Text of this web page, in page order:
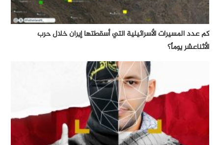
كم عدد المسيرات الأسرائيلية التي أسقطتها إيران خلال حرب
الأثناعشر يوماً؟